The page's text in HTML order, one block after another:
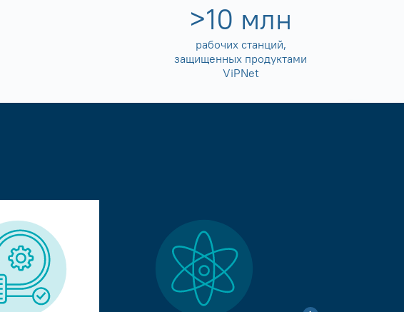
>10 млн
рабочих станций,
защищенных продуктами
ViPNet